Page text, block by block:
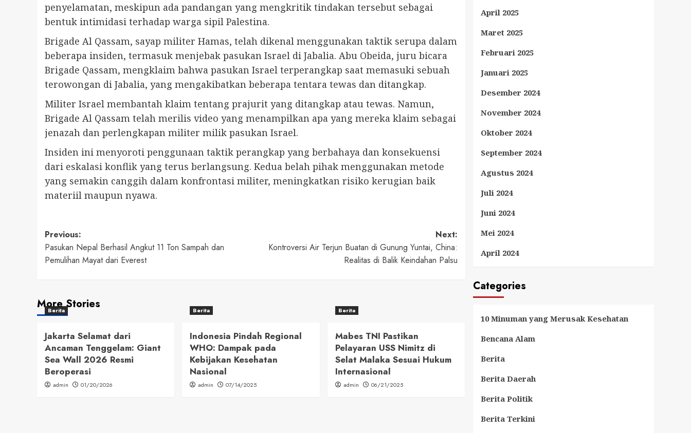
penyelamatan, meskipun ada pandangan yang mengkritik tindakan tersebut sebagai
bentuk intimidasi terhadap warga sipil Palestina.
Brigade Al Qassam, sayap militer Hamas, telah dikenal menggunakan taktik serupa dalam
beberapa insiden, termasuk menjebak pasukan Israel di Jabalia. Abu Obeida, juru bicara
Brigade Qassam, mengklaim bahwa pasukan Israel terperangkap saat memasuki sebuah
terowongan di Jabalia, yang mengakibatkan beberapa tentara tewas dan ditangkap.
Militer Israel membantah klaim tentang prajurit yang ditangkap atau tewas. Namun,
Brigade Al Qassam telah merilis video yang menampilkan apa yang mereka klaim sebagai
jenazah dan perlengkapan militer milik pasukan Israel.
Insiden ini menyoroti penggunaan taktik perangkap yang berbahaya dan konsekuensi
dari eskalasi konflik yang terus berlangsung. Kedua belah pihak menggunakan metode
yang semakin canggih dalam konfrontasi militer, meningkatkan risiko kerugian baik
materiil maupun nyawa.
Post
navigation
Previous:
Pasukan Nepal Berhasil Angkut 11 Ton Sampah dan
Pemulihan Mayat dari Everest
Next:
Kontroversi Air Terjun Buatan di Gunung Yuntai, China:
Realitas di Balik Keindahan Palsu
More Stories
Berita
Jakarta Selamat dari
Ancaman Tenggelam: Giant
Sea Wall 2026 Resmi
Beroperasi
admin 01/20/2026
Berita
Indonesia Pindah Regional
WHO: Dampak pada
Kebijakan Kesehatan
Nasional
admin 07/14/2025
Berita
Mabes TNI Pastikan
Pelayaran USS Nimitz di
Selat Malaka Sesuai Hukum
Internasional
admin 06/21/2025
April 2025
Maret 2025
Februari 2025
Januari 2025
Desember 2024
November 2024
Oktober 2024
September 2024
Agustus 2024
Juli 2024
Juni 2024
Mei 2024
April 2024
Categories
10 Minuman yang Merusak Kesehatan
Bencana Alam
Berita
Berita Daerah
Berita Politik
Berita Terkini